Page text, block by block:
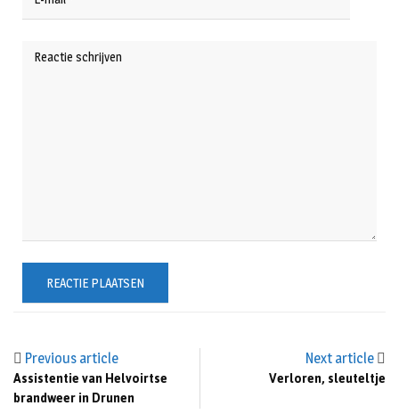
Previous article
Assistentie van Helvoirtse
brandweer in Drunen
Next article
Verloren, sleuteltje